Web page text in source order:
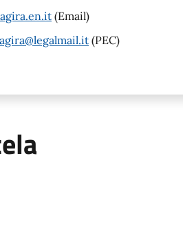
(Email)
(PEC)